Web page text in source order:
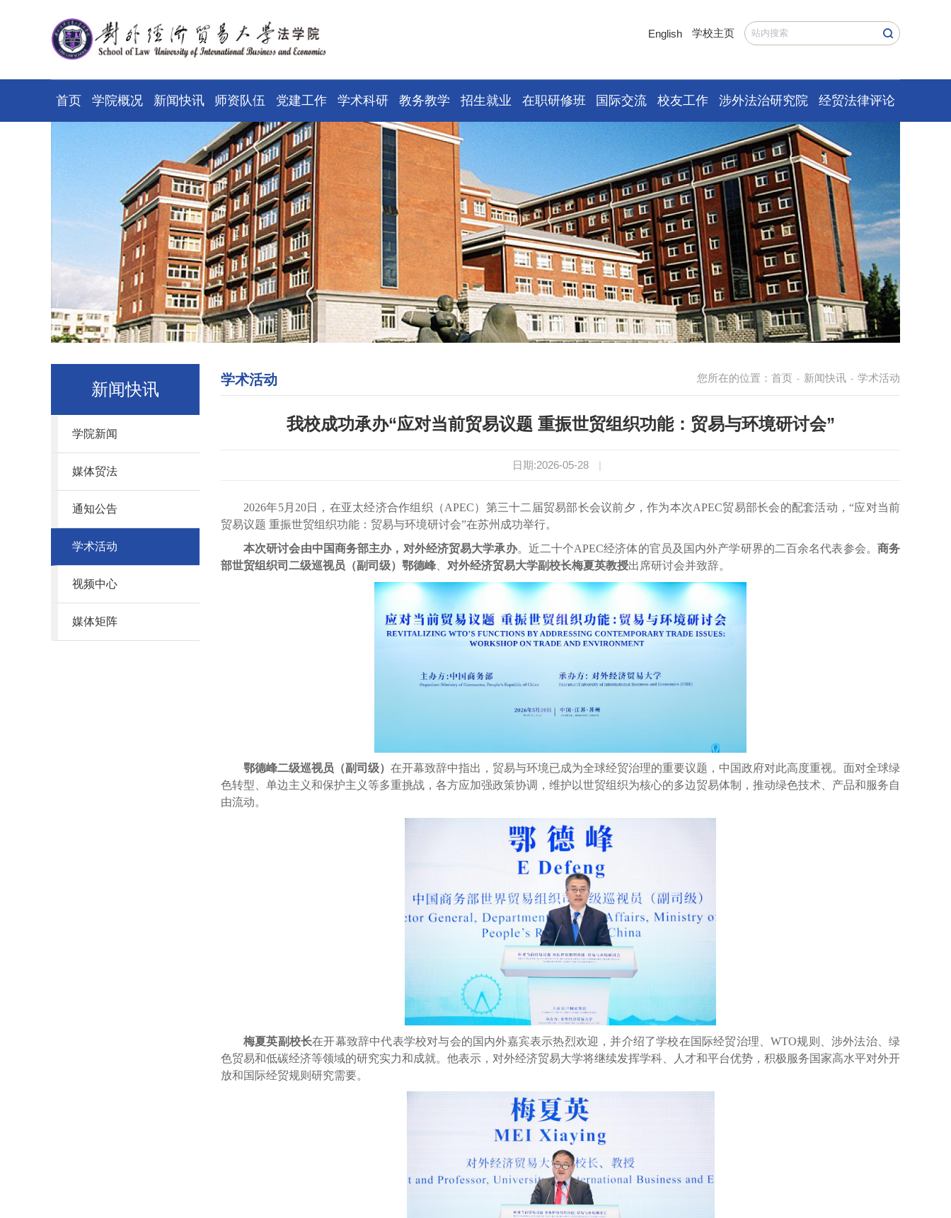
English 学校主页
首页 学院概况 新闻快讯 师资队伍 党建工作 学术科研 教务教学 招生就业 在职研修班 国际交流 校友工作 涉外法治研究院 经贸法律评论
新闻快讯
学院新闻
媒体贸法
通知公告
学术活动
视频中心
媒体矩阵
您所在的位置： 首页 - 新闻快讯 - 学术活动
学术活动
我校成功承办“应对当前贸易议题 重振世贸组织功能：贸易与环境研讨会”
日期:2026-05-28
2026年5月 20日，在亚太经济合作组织（APEC）第三十二届贸易部长会议前夕，作为本次APEC贸易部长会的配套活动，“应对当前
贸易议题 重振世贸组织功能：贸易与环境研讨会”在苏州成功举行。
本次研讨会由中国商务部主办，对外经济贸易大学承办。近二十个APEC经济体的官员及国内外产学研界的二百余名代表参会。 商务
部世贸组织司二级巡视员（副司级）鄂德峰
对外经济贸易大学副校长梅夏英教授出席研讨会并致辞。
鄂德峰二级巡视员（副司级） 在开幕致辞中指出，贸易与环境已成为全球经贸治理的重要议题，中国政府对此高度重视。面对全球绿
色转型、单边主义和保护主义等多重挑战，各方应加强政策协调，维护以世贸组织为核心的多边贸易体制，推动绿色技术、产品和服务自
由流动。
梅夏英副校长在开幕致辞中代表学校对与会的国内外嘉宾表示热烈欢迎，并介绍了学校在国际经贸治理、WTO规则、涉外法治、绿
色贸易和低碳经济等领域的研究实力和成就。他表示，对外经济贸易大学将继续发挥学科、人才和平台优势，积极服务国家高水平对外开
放和国际经贸规则研究需要。